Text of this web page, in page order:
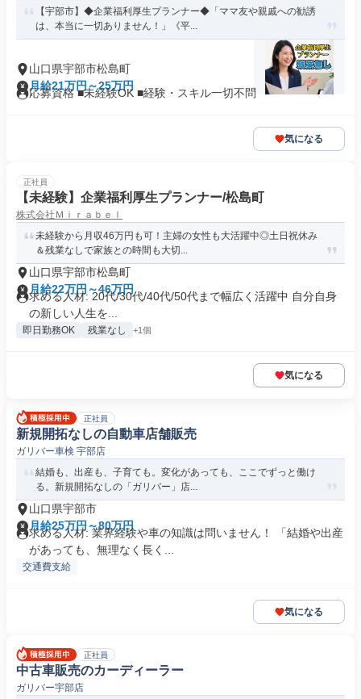
【宇部市】◆企業福利厚生プランナー◆「ママ友や親戚への勧誘
は、本当に一切ありません！」《平...
山口県宇部市松島町
月給21万円～25万円
応募資格 ■未経験OK ■経験・スキル一切不問
気になる
正社員
【未経験】企業福利厚生プランナー/松島町
株式会社Ｍｉｒａｂｅｌ
未経験から月収46万円も可！主婦の女性も大活躍中◎土日祝休み
＆残業なしで家族との時間も大切...
山口県宇部市松島町
月給22万円～46万円
求める人材: 20代/30代/40代/50代まで幅広く活躍中 自分自身
の新しい人生を...
即日勤務OK 残業なし +1個
気になる
正社員
新規開拓なしの自動車店舗販売
ガリバー車検 宇部店
結婚も、出産も、子育ても。変化があっても、ここでずっと働け
る。新規開拓なしの「ガリバー」店...
山口県宇部市
月給25万円～80万円
求める人材: 業界経験や車の知識は問いません！ 「結婚や出産
があっても、無理なく長く...
交通費支給
気になる
正社員
中古車販売のカーディーラー
ガリバー宇部店